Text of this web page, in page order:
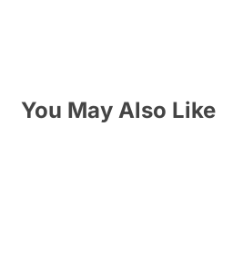
You May Also Like